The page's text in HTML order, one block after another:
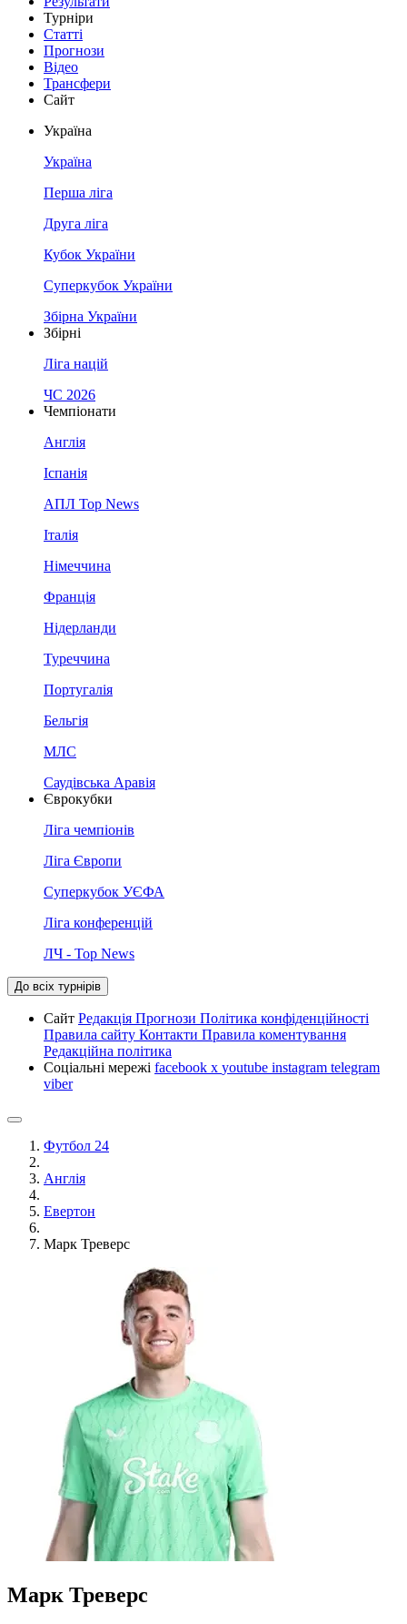
Турніри
Статті
Прогнози
Відео
Трансфери
Сайт
Україна
Україна
Перша ліга
Друга ліга
Кубок України
Суперкубок України
Збірна України
Збірні
Ліга націй
ЧС 2026
Чемпіонати
Англія
Іспанія
АПЛ Top News
Італія
Німеччина
Франція
Нідерланди
Туреччина
Португалія
Бельгія
МЛС
Саудівська Аравія
Єврокубки
Ліга чемпіонів
Ліга Європи
Суперкубок УЄФА
Ліга конференцій
ЛЧ - Top News
До всіх турнірів
Сайт Редакція Прогнози Політика конфіденційності
Правила сайту Контакти Правила коментування
Редакційна політика
Соціальні мережі facebook x youtube instagram telegram
viber
Футбол 24
Англія
Евертон
Марк Треверс
Марк Треверс